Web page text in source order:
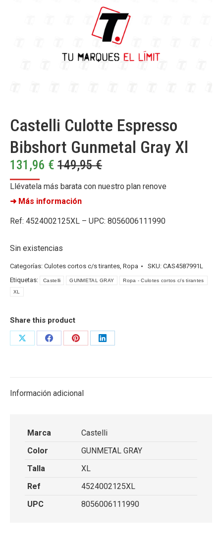
Castelli Culotte Espresso
Bibshort Gunmetal Gray Xl
131,96 € 149,95€
Llévatela más barata con nuestro plan renove
➜ Más información
Ref: 4524002125XL – UPC: 8056006111990
Sin existencias
Categorías: Culotes cortos c/s tirantes, Ropa SKU: CAS4587991L
Etiquetas:
Castelli GUNMETAL GRAY Ropa - Culotes cortos c/s tirantes
XL
Share this product
Share
Share
Share
Share
Información adicional
Marca
Castelli
Color
GUNMETAL GRAY
Talla
XL
Ref
4524002125XL
UPC
8056006111990